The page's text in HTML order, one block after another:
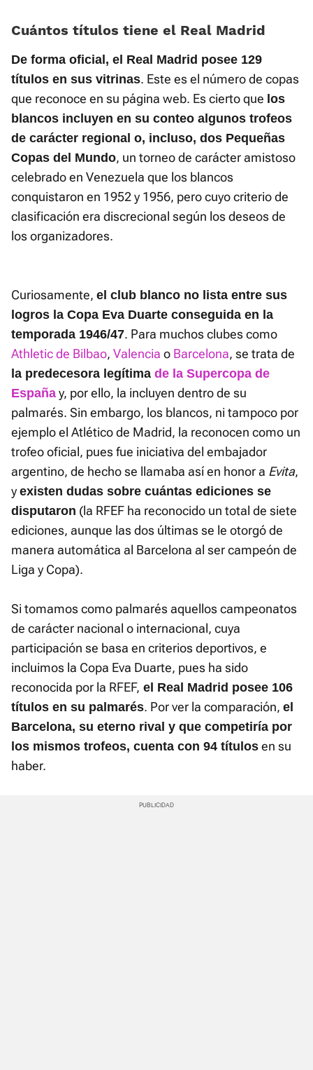
Cuántos títulos tiene el Real Madrid
De forma oficial, el Real Madrid posee 129
títulos en sus vitrinas. Este es el número de copas
que reconoce en su página web. Es cierto que los
blancos incluyen en su conteo algunos trofeos
de carácter regional o, incluso, dos Pequeñas
Copas del Mundo, un torneo de carácter amistoso
celebrado en Venezuela que los blancos
conquistaron en 1952 y 1956, pero cuyo criterio de
clasificación era discrecional según los deseos de
los organizadores.
Curiosamente, el club blanco no lista entre sus
logros la Copa Eva Duarte conseguida en la
temporada 1946/47. Para muchos clubes como
Athletic de Bilbao, Valencia o Barcelona, se trata de
la predecesora legítima de la Supercopa de
España y, por ello, la incluyen dentro de su
palmarés. Sin embargo, los blancos, ni tampoco por
ejemplo el Atlético de Madrid, la reconocen como un
trofeo oficial, pues fue iniciativa del embajador
argentino, de hecho se llamaba así en honor a Evita,
y existen dudas sobre cuántas ediciones se
disputaron (la RFEF ha reconocido un total de siete
ediciones, aunque las dos últimas se le otorgó de
manera automática al Barcelona al ser campeón de
Liga y Copa).
Si tomamos como palmarés aquellos campeonatos
de carácter nacional o internacional, cuya
participación se basa en criterios deportivos, e
incluimos la Copa Eva Duarte, pues ha sido
reconocida por la RFEF, el Real Madrid posee 106
títulos en su palmarés. Por ver la comparación, el
Barcelona, su eterno rival y que competiría por
los mismos trofeos, cuenta con 94 títulos en su
haber.